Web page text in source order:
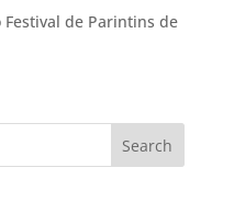
de Parintins de